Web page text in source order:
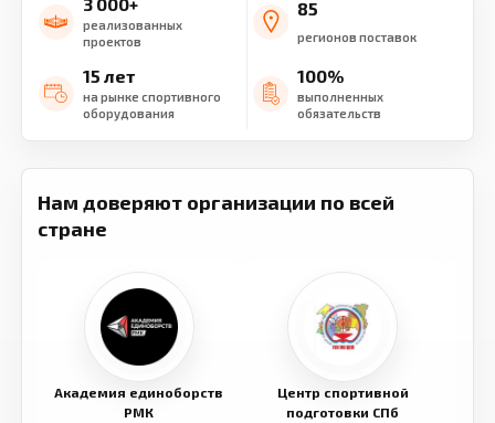
реализованных
проектов
85
регионов поставок
15 лет
на рынке спортивного
оборудования
100%
выполненных
обязательств
Нам доверяют организации по всей
стране
Академия единоборств
РМК
Центр спортивной
подготовки СПб